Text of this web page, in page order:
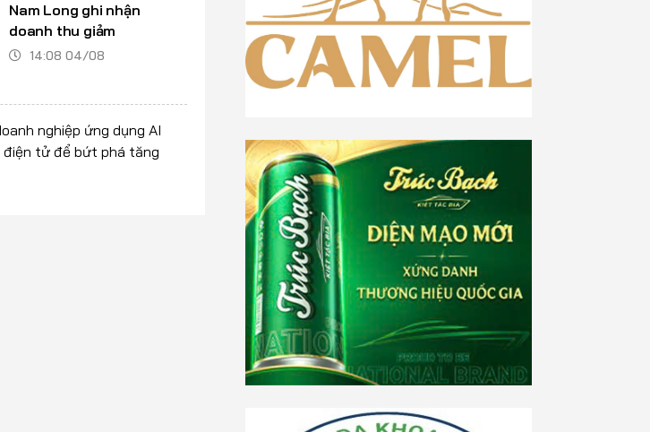
Nam Long ghi nhận
doanh thu giảm
14:08 04/08
nghiệp ứng dụng AI
điện tử để bứt phá tăng